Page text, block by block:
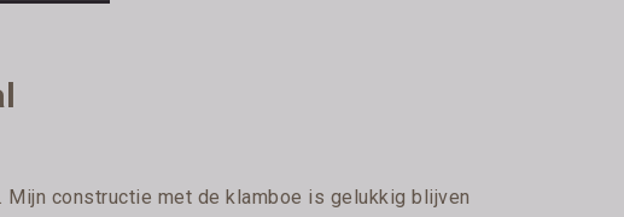
constructie met de klamboe is gelukkig blijven